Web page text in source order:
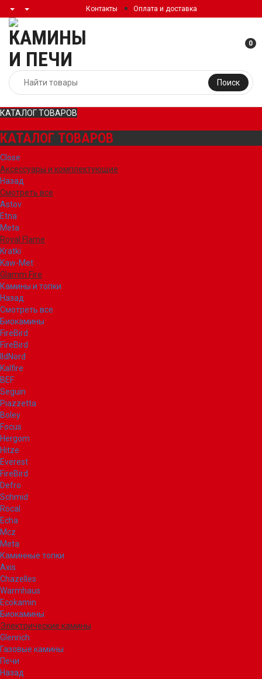
Контакты Оплата и доставка
Поиск
0
КАТАЛОГ ТОВАРОВ
КАТАЛОГ ТОВАРОВ
Close
Аксессуары и комплектующие
Назад
Смотреть все
Astov
Etna
Meta
Royal Flame
Kratki
Kaw-Met
Glamm Fire
Камины и топки
Назад
Смотреть все
Биокамины
FireBird
FireBird
IldNord
Kalfire
BEF
Seguin
Piazzetta
Boley
Focus
Hergom
Hitze
Everest
FireBird
Defro
Schmid
Rocal
Echa
Mcz
Meta
Каминные топки
Axis
Chazelles
Warmhaus
Ecokamin
Биокамины
Электрические камины
Glenrich
Газовые камины
Печи
Назад